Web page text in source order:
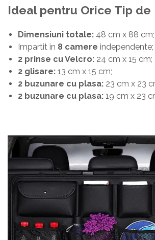
Ideal pentru Orice Tip de
Dimensiuni totale: 48 cm x 88 cm;
Impartit in 8 camere independente;
2 prinse cu Velcro: 24 cm x 15 cm;
2 glisare: 13 cm x 15 cm;
2 buzunare cu plasa: 23 cm x 23
2 buzunare cu plasa: 19 cm x 23